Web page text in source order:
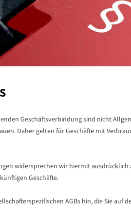
Geschäftsverbindung sind nicht
Daher gelten für Geschäfte mit
widersprechen wir hiermit
Geschäfte.
AGBs hin, die Sie auf